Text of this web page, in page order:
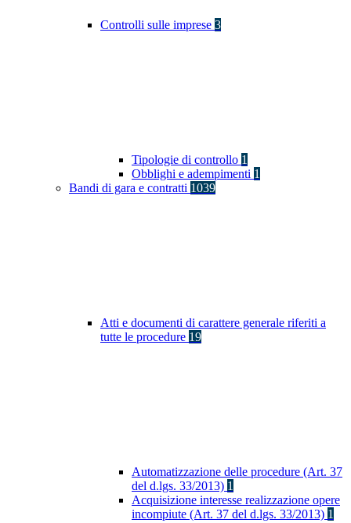
Controlli sulle imprese 3
Tipologie di controllo 1
Obblighi e adempimenti 1
Bandi di gara e contratti 1039
Atti e documenti di carattere generale riferiti a
tutte le procedure 19
Automatizzazione delle procedure (Art. 37
del d.lgs. 33/2013) 1
Acquisizione interesse realizzazione opere
incompiute (Art. 37 del d.lgs. 33/2013) 1